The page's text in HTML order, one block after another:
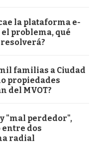
la plataforma e-
el problema, qué
familias a Ciudad
propiedades
del MVOT?
"mal perdedor",
dos
radial